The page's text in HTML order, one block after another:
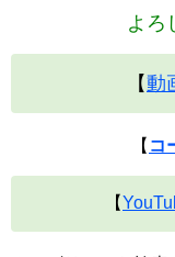
よろ
【動
【 コ
【